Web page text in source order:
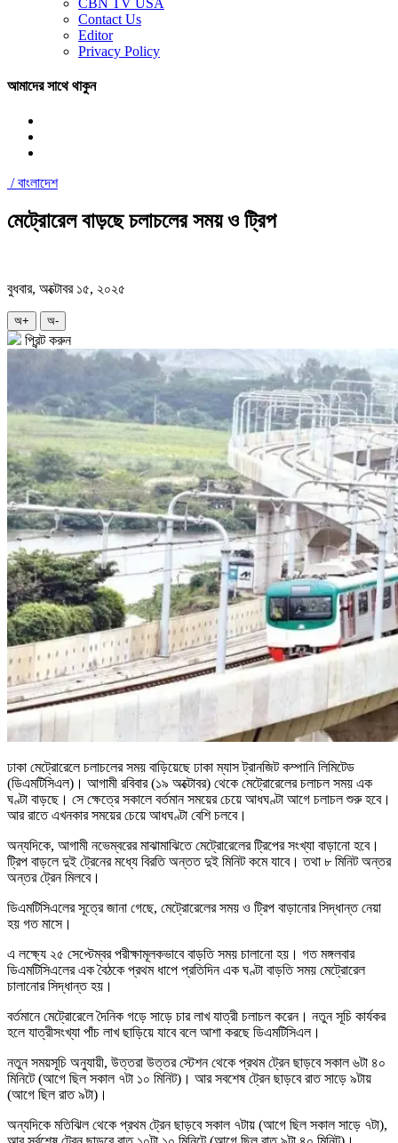
Contact Us
Editor
Privacy Policy
আমাদের সাথে থাকুন
/বাংলাদেশ
মেট্রোরেল বাড়ছে চলাচলের সময় ও ট্রিপ
বুধবার, অক্টোবর ১৫, ২০২৫
অ+ অ-
প্রিন্ট করুন
ঢাকা মেট্রোরেলে চলাচলের সময় বাড়িয়েছে ঢাকা ম্যাস ট্রানজিট কম্পানি লিমিটেড
(ডিএমটিসিএল)। আগামী রবিবার (১৯ অক্টোবর) থেকে মেট্রোরেলের চলাচল সময় এক
ঘণ্টা বাড়ছে। সে ক্ষেত্রে সকালে বর্তমান সময়ের চেয়ে আধঘণ্টা আগে চলাচল শুরু হবে।
আর রাতে এখনকার সময়ের চেয়ে আধঘণ্টা বেশি চলবে।
অন্যদিকে, আগামী নভেম্বরের মাঝামাঝিতে মেট্রোরেলের ট্রিপের সংখ্যা বাড়ানো হবে।
ট্রিপ বাড়লে দুই ট্রেনের মধ্যে বিরতি অন্তত দুই মিনিট কমে যাবে। তথা ৮ মিনিট অন্তর
অন্তর ট্রেন মিলবে।
ডিএমটিসিএলের সূত্রে জানা গেছে, মেট্রোরেলের সময় ও ট্রিপ বাড়ানোর সিদ্ধান্ত নেয়া
হয় গত মাসে।
এ লক্ষ্যে ২৫ সেপ্টেম্বর পরীক্ষামূলকভাবে বাড়তি সময় চালানো হয়। গত মঙ্গলবার
ডিএমটিসিএলের এক বৈঠকে প্রথম ধাপে প্রতিদিন এক ঘণ্টা বাড়তি সময় মেট্রোরেল
চালানোর সিদ্ধান্ত হয়।
বর্তমানে মেট্রোরেলে দৈনিক গড়ে সাড়ে চার লাখ যাত্রী চলাচল করেন। নতুন সূচি কার্যকর
হলে যাত্রীসংখ্যা পাঁচ লাখ ছাড়িয়ে যাবে বলে আশা করছে ডিএমটিসিএল।
নতুন সময়সূচি অনুযায়ী, উত্তরা উত্তর স্টেশন থেকে প্রথম ট্রেন ছাড়বে সকাল ৬টা ৪০
মিনিটে (আগে ছিল সকাল ৭টা ১০ মিনিট)। আর সবশেষ ট্রেন ছাড়বে রাত সাড়ে ৯টায়
(আগে ছিল রাত ৯টা)।
অন্যদিকে মতিঝিল থেকে প্রথম ট্রেন ছাড়বে সকাল ৭টায় (আগে ছিল সকাল সাড়ে ৭টা),